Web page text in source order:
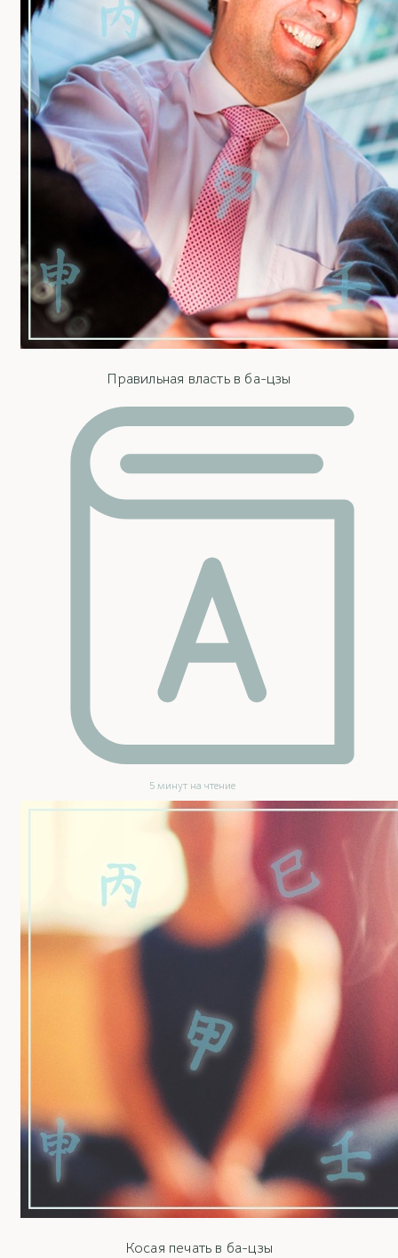
Правильная власть в ба-цзы
5 минут на чтение
Косая печать в ба-цзы